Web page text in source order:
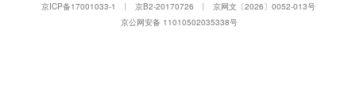
京ICP备17001033-1
丨 京B2-20170726 丨
京网文〔2026〕0052-013号
京公网安备 11010502035338号